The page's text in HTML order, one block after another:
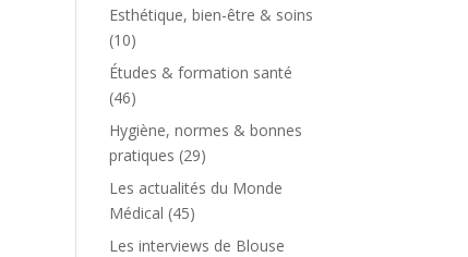
Esthétique, bien-être & soins
(10)
Études & formation santé
(46)
Hygiène, normes & bonnes
pratiques (29)
Les actualités du Monde
Médical (45)
Les interviews de Blouse